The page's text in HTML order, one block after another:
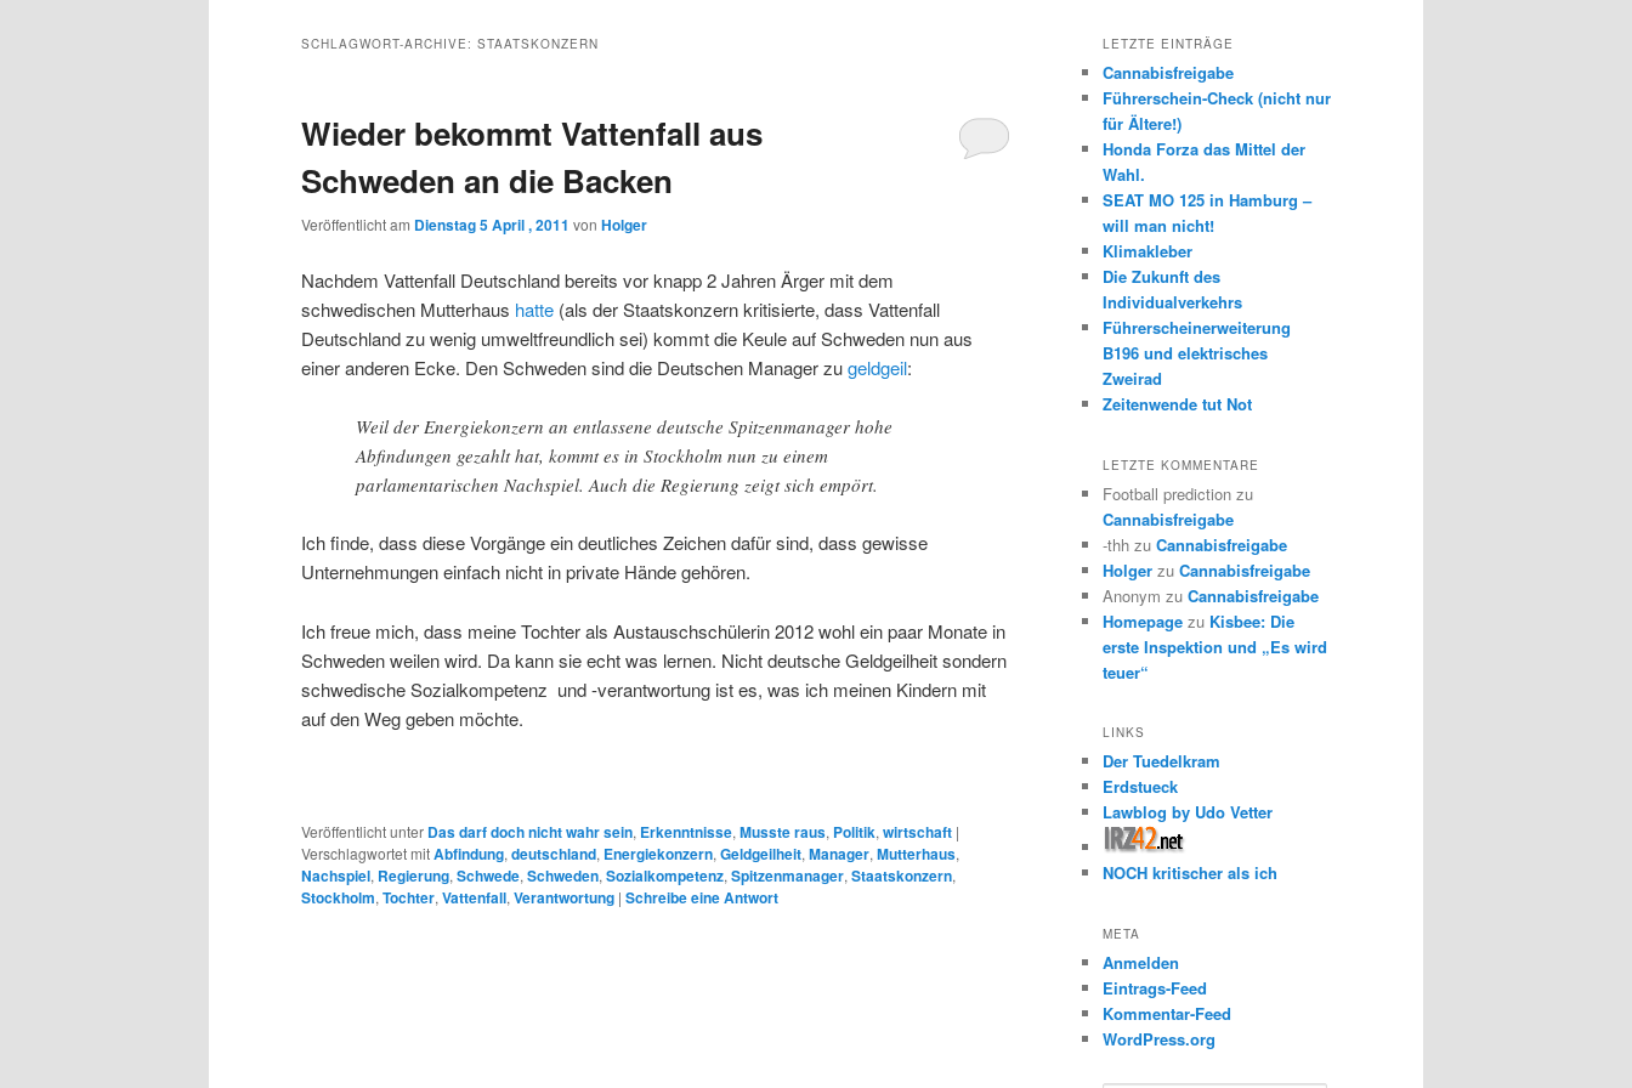
wechseln
SCHLAGWORT-ARCHIVE: STAATSKONZERN
Wieder bekommt Vattenfall aus
Schweden an die Backen
Veröffentlicht am Dienstag 5 April , 2011 von Holger
Nachdem Vattenfall Deutschland bereits vor knapp 2 Jahren Ärger mit dem
schwedischen Mutterhaus hatte (als der Staatskonzern kritisierte, dass Vattenfall
Deutschland zu wenig umweltfreundlich sei) kommt die Keule auf Schweden nun aus
einer anderen Ecke. Den Schweden sind die Deutschen Manager zugeldgeil:
Weil der Energiekonzern an entlassene deutsche Spitzenmanager hohe
Abfindungen gezahlt hat, kommt es in Stockholm nun zu einem
parlamentarischen Nachspiel. Auch die Regierung zeigt sich empört.
Ich finde, dass diese Vorgänge ein deutliches Zeichen dafür sind, dass gewisse
Unternehmungen einfach nicht in private Hände gehören.
Ich freue mich, dass meine Tochter als Austauschschülerin 2012 wohl ein paar Monate in
Schweden weilen wird. Da kann sie echt was lernen. Nicht deutsche Geldgeilheit sondern
schwedische Sozialkompetenz und -verantwortung ist es, was ich meinen Kindern mit
auf den Weg geben möchte.
Veröffentlicht unter Das darf doch nicht wahr sein, Erkenntnisse,Musste raus, Politik,wirtschaft |
Verschlagwortet mitAbfindung,deutschland, Energiekonzern,Geldgeilheit,Manager,Mutterhaus,
Nachspiel, Regierung,Schwede,Schweden,Sozialkompetenz,Spitzenmanager,Staatskonzern,
Stockholm,Tochter,Vattenfall,Verantwortung | Schreibe eine Antwort
LETZTE EINTRÄGE
Cannabisfreigabe
Führerschein-Check (nicht nur
für Ältere!)
Honda Forza das Mittel der
Wahl.
SEAT MO 125 in Hamburg –
will man nicht!
Klimakleber
Die Zukunft des
Individualverkehrs
Führerscheinerweiterung
B196 und elektrisches
Zweirad
Zeitenwende tut Not
LETZTE KOMMENTARE
Football prediction zu
Cannabisfreigabe
-thh zu Cannabisfreigabe
Holger zu Cannabisfreigabe
Anonym zu Cannabisfreigabe
Homepage zu Kisbee: Die
erste Inspektion und „Es wird
teuer“
LINKS
Der Tuedelkram
Erdstueck
Lawblog by Udo Vetter
NOCH kritischer als ich
META
Anmelden
Eintrags-Feed
Kommentar-Feed
WordPress.org